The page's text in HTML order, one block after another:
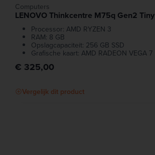
Computers
LENOVO Thinkcentre M75q Gen2 Tiny
Processor: AMD RYZEN 3
RAM: 8 GB
Opslagcapaciteit: 256 GB SSD
Grafische kaart: AMD RADEON VEGA 7
€ 325,00
Vergelijk dit product